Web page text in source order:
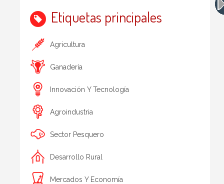
Etiquetas principales
Agricultura
Ganadería
Innovación Y Tecnología
Agroindustria
Sector Pesquero
Desarrollo Rural
Mercados Y Economía